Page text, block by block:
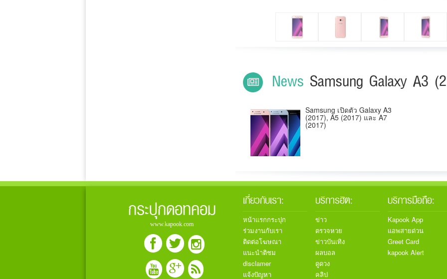
News Samsung Galaxy A3
Samsung เปิดตัว Galaxy A3
(2017), A5 (2017) และ A7
(2017)
กระปุกดอทคอม
www.kapook.com
เกี่ยวกับเรา:
หน้าแรกกระปุก
ร่วมงานกับเรา
ติดต่อโฆษณา
แนะนำติชม
disclamer
แจ้งปัญหา
บริการฮิต:
ข่าว
ตรวจหวย
ข่าวบันเทิง
ผลบอล
ดูดวง
คลิป
บริการมือถือ:
Kapook App
แอพสายด่วน
Greet Card
kapook Alert